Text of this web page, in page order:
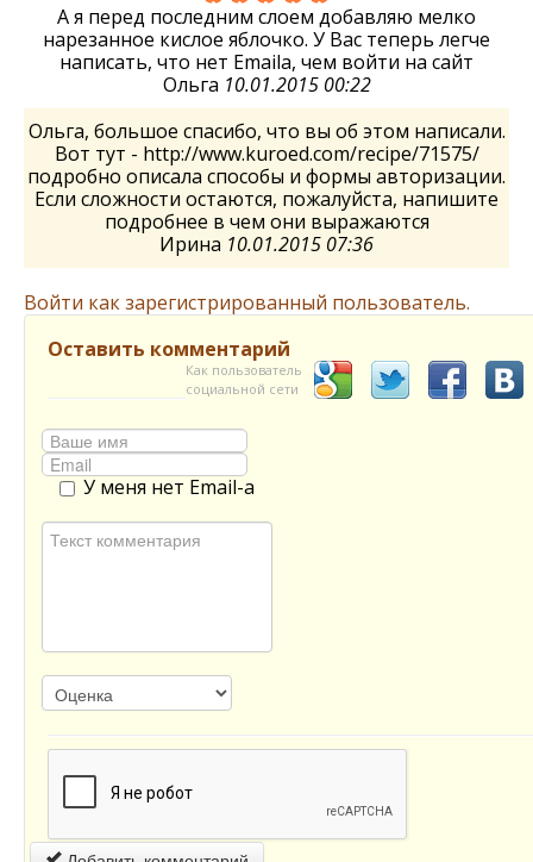
А я перед последним слоем добавляю мелко
нарезанное кислое яблочко. У Вас теперь легче
написать, что нет Emaila, чем войти на сайт
Ольга 10.01.2015 00:22
Ольга, большое спасибо, что вы об этом написали.
Вот тут - http://www.kuroed.com/recipe/71575/
подробно описала способы и формы авторизации.
Если сложности остаются, пожалуйста, напишите
подробнее в чем они выражаются
Ирина 10.01.2015 07:36
Войти как зарегистрированный пользователь.
Оставить комментарий
Как пользователь
социальной сети
У меня нет Email-а